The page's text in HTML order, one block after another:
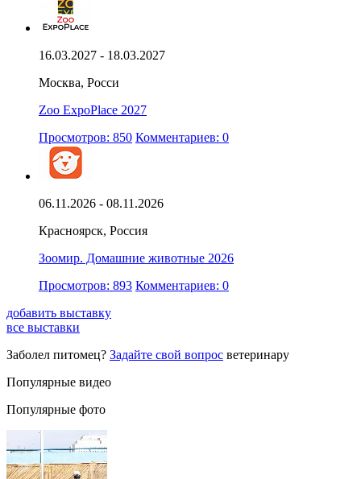
16.03.2027 - 18.03.2027
Москва, Росси
Zoo ExpoPlace 2027
Просмотров: 850 Комментариев: 0
06.11.2026 - 08.11.2026
Красноярск, Россия
Зоомир. Домашние животные 2026
Просмотров: 893 Комментариев: 0
добавить выставку
все выставки
Заболел питомец? Задайте свой вопрос ветеринару
Популярные видео
Популярные фото